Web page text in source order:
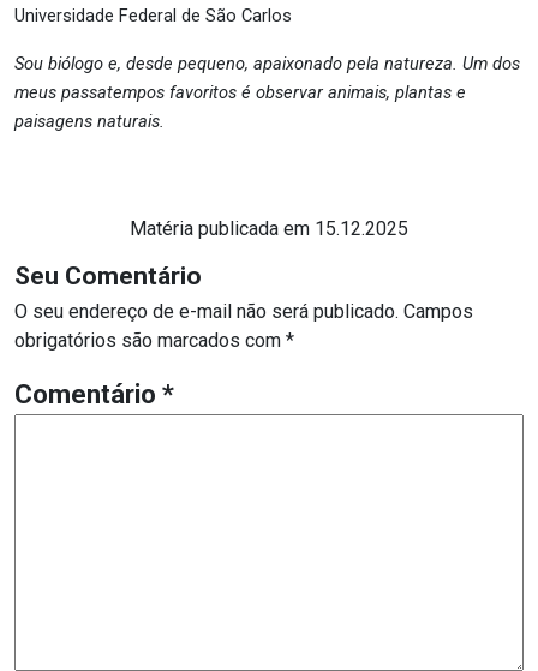
Universidade Federal de São Carlos
Sou biólogo e, desde pequeno, apaixonado pela natureza. Um dos
meus passatempos favoritos é observar animais, plantas e
paisagens naturais.
Matéria publicada em 15.12.2025
Seu Comentário
O seu endereço de e-mail não será publicado. Campos
obrigatórios são marcados com *
Comentário *